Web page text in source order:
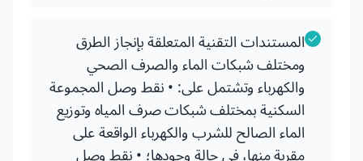
المستندات التقنية المتعلقة بإنجاز الطرق
ومختلف شبكات الماء والصرف الصحي
والكهرباء وتشتمل على: • نقط وصل المجموعة
السكنية بمختلف شبكات صرف المياه وتوزيع
الماء الصالح للشرب والكهرباء الواقعة على